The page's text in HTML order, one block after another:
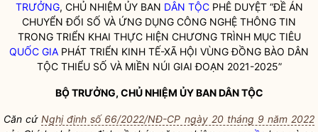
TRƯỞNG, CHỦ NHIỆM ỦY BAN DÂN TỘCPHÊ DUYỆT “ĐỀ ÁN
CHUYỂN ĐỔI SỐ VÀ ỨNG DỤNG CÔNG NGHỆ THÔNG TIN
TRONG TRIỂN KHAI THỰC HIỆN CHƯƠNG TRÌNH MỤC TIÊU
QUỐC GIA PHÁT TRIỂN KINH TẾ-XÃ HỘI VÙNG ĐỒNG BÀO DÂN
TỘCTHIỂU SỐ VÀ MIỀN NÚI GIAI ĐOẠN 2021-2025”
BỘ TRƯỞNG, CHỦ NHIỆM ỦY BANDÂN TỘC
Căn cứNghị định số 66/2022/NĐ-CP ngày 20 tháng 9 năm 2022